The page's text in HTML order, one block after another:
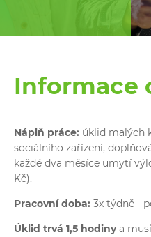
Informace
Náplň práce: úklid malých
sociálního zařízení,
každé dva měsíce umytí
Kč).
Pracovní doba: 3x týdně -
Úklid trvá 1,5 hodinya